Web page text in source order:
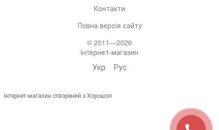
Контакти
Повна версія сайту
© 2011—2026
Інтернет-магазин
Укр Рус
Інтернет-магазин створений з Хорошоп